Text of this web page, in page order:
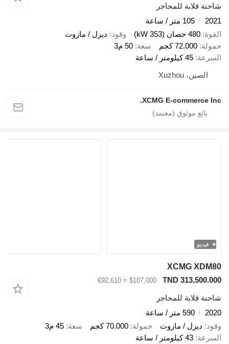
للمحاجر
105 متر / ساعة
480 حصان (353 kW)
وقود
ديزل / مازوت
72.000 كجم سعة
50 م3
45 كيلومتر / ساعة
XCMG E-
XCMG
TND
$107,000
≈ €92,610
للمحاجر
590 متر / ساعة
ديزل / مازوت
حمولة 70.000 كجم سعة
45 م3
43 كيلومتر / ساعة